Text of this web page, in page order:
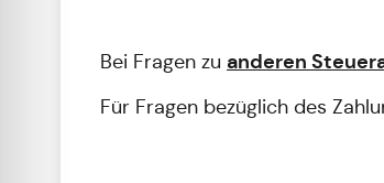
Bei Fragen zu anderen
Für Fragen bezüglich des